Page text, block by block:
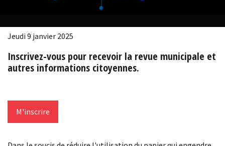
Jeudi 9 janvier 2025
Inscrivez-vous pour recevoir la revue municipale et
autres informations citoyennes.
M'inscrire